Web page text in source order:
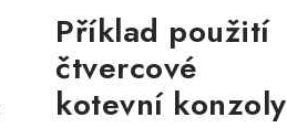
Příklad použití
čtvercové
kotevní konzoly